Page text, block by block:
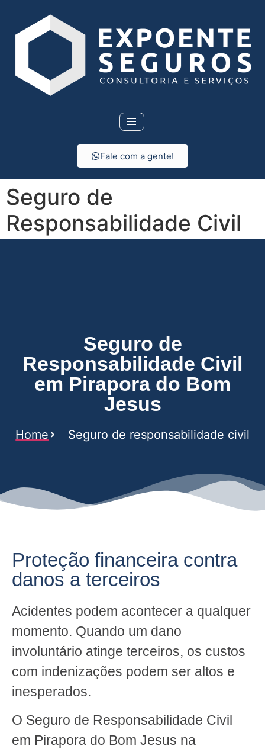
Fale com a gente!
Seguro de
Responsabilidade Civil
Seguro de
Responsabilidade Civil
em Pirapora do Bom
Jesus
Home Seguro de responsabilidade civil
Proteção financeira contra
danos a terceiros
Acidentes podem acontecer a qualquer
momento. Quando um dano
involuntário atinge terceiros, os custos
com indenizações podem ser altos e
inesperados.
O Seguro de Responsabilidade Civil
em Pirapora do Bom Jesus na